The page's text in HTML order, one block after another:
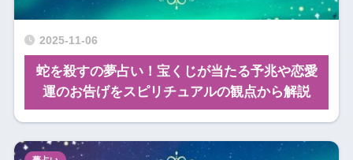
2025-11-06
蛇を殺すの夢占い！宝くじが当たる予兆や恋愛
運のお告げをスピリチュアルの観点から解説